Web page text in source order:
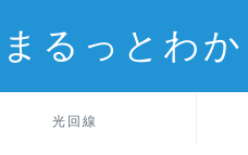
まるっとわ
光回線